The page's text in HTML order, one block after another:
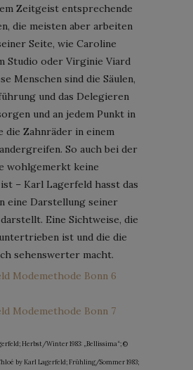
Zeitgeist entsprechende
die meisten aber arbeiten
Seite, wie Caroline
Studio oder Virginie Viard
Menschen sind die Säulen,
und das Delegieren
und an jedem Punkt in
die Zahnräder in einem
So auch bei der
wohlgemerkt keine
– Karl Lagerfeld hasst das
eine Darstellung seiner
Eine Sichtweise, die
ist und die die
sehenswerter macht.
Herbst/Winter 1983: „Bellissima“; ©
by Karl Lagerfeld; Frühling/Sommer 1983;